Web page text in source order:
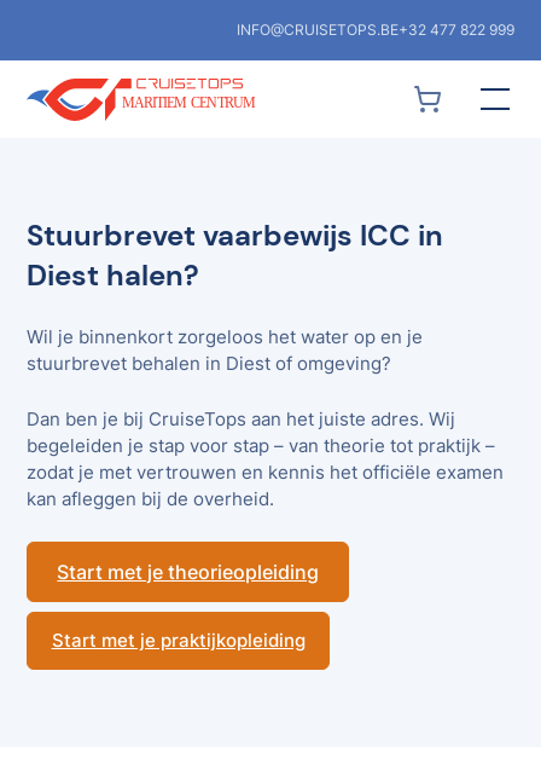
INFO@CRUISETOPS.BE+32 477 822 999
Stuurbrevet vaarbewijs ICC in
Diest halen?
Wil je binnenkort zorgeloos het water op en je
stuurbrevet behalen in Diest of omgeving?
Dan ben je bij CruiseTops aan het juiste adres. Wij
begeleiden je stap voor stap – van theorie tot praktijk –
zodat je met vertrouwen en kennis het officiële examen
kan afleggen bij de overheid.
Start met je theorieopleiding
Start met je praktijkopleiding